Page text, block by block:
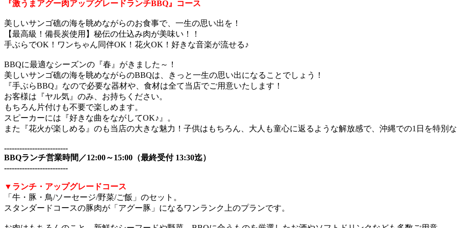
『激うまアグー肉アップグレードランチBBQ』コース
美しいサンゴ礁の海を眺めながらのお食事で、一生の思い出を！
【最高級！備長炭使用】秘伝の仕込み肉が美味い！！
手ぶらでOK！ワンちゃん同伴OK！花火OK！好きな音楽が流せる♪
BBQに最適なシーズンの『春』がきました～！
美しいサンゴ礁の海を眺めながらのBBQは、きっと一生の思い出になることでしょう！
『手ぶらBBQ』なので必要な器材や、食材は全て当店でご用意いたします！
お客様は『ヤル気』のみ、お持ちください。
もちろん片付けも不要で楽しめます。
スピーカーには『好きな曲をながしてOK♪』。
また『花火が楽しめる』のも当店の大きな魅力！子供はもちろん、大人も童心に返るような解放感で、沖縄での1日を特別な
-------------------------
BBQランチ営業時間／12:00～15:00（最終受付 13:30迄）
-------------------------
▼ランチ・アップグレードコース
「牛・豚・鳥/ソーセージ/野菜/ご飯」のセット。
スタンダードコースの豚肉が「アグー豚」になるワンランク上のプランです。